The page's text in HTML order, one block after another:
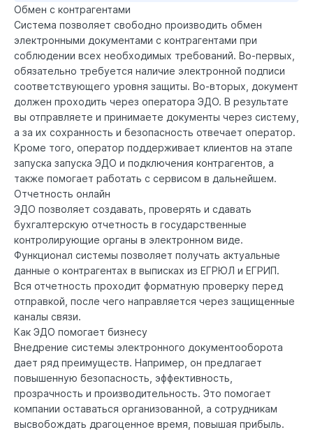
Обмен с контрагентами
Система позволяет свободно производить обмен
электронными документами с контрагентами при
соблюдении всех необходимых требований. Во-первых,
обязательно требуется наличие электронной подписи
соответствующего уровня защиты. Во-вторых, документ
должен проходить через оператора ЭДО. В результате
вы отправляете и принимаете документы через систему,
а за их сохранность и безопасность отвечает оператор.
Кроме того, оператор поддерживает клиентов на этапе
запуска запуска ЭДО и подключения контрагентов, а
также помогает работать с сервисом в дальнейшем.
Отчетность онлайн
ЭДО позволяет создавать, проверять и сдавать
бухгалтерскую отчетность в государственные
контролирующие органы в электронном виде.
Функционал системы позволяет получать актуальные
данные о контрагентах в выписках из ЕГРЮЛ и ЕГРИП.
Вся отчетность проходит форматную проверку перед
отправкой, после чего направляется через защищенные
каналы связи.
Как ЭДО помогает бизнесу
Внедрение системы электронного документооборота
дает ряд преимуществ. Например, он предлагает
повышенную безопасность, эффективность,
прозрачность и производительность. Это помогает
компании оставаться организованной, а сотрудникам
высвобождать драгоценное время, повышая прибыль.